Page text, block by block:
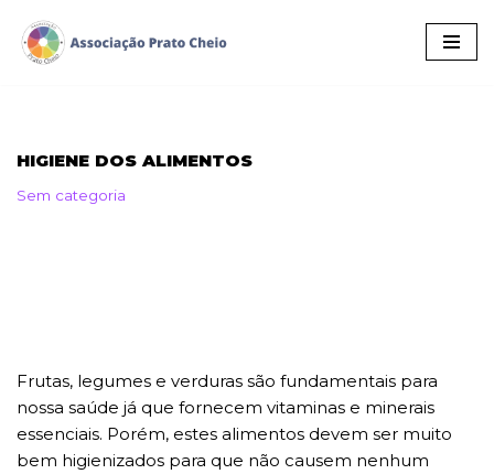
Pular
HIGIENE DOS ALIMENTOS
Sem categoria
Frutas, legumes e verduras são fundamentais para
nossa saúde já que fornecem vitaminas e minerais
essenciais. Porém, estes alimentos devem ser muito
bem higienizados para que não causem nenhum